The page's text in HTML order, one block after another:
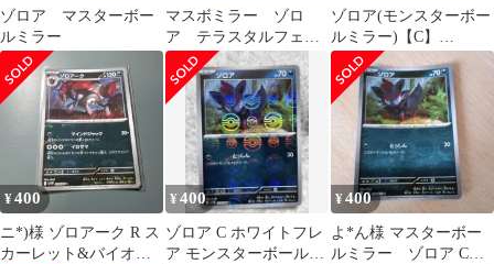
ゾロア マスターボー
ルミラー
マスボミラー ゾロ
ア テラスタルフェス
ex 096/187 マスターボ
ールミラー
ゾロア(モンスターボー
ルミラー)【C】
{058/086} [SV11W]
¥400
ニ*)様 ゾロアーク R ス
カーレット&バイオレ
¥400
ゾロア C ホワイトフレ
ア モンスターボール
¥400
よ*ん様 マスターボー
ルミラー ゾロア C